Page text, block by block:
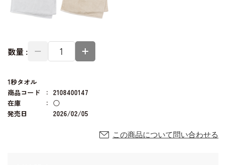
数量 :
1秒タオル
商品コード
2108400147
在庫
○
発売日
2026/02/05
この商品について問い合わせる